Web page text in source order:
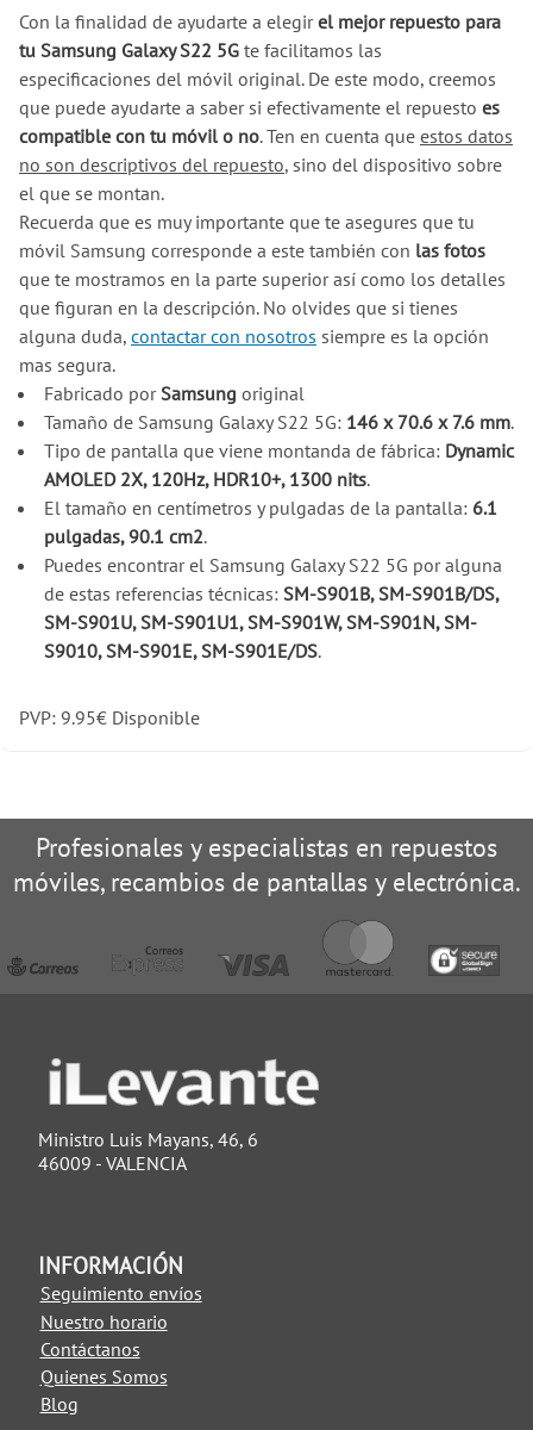
Con la finalidad de ayudarte a elegirel mejor repuesto para
tu Samsung Galaxy S22 5G te facilitamos las
especificaciones del móvil original. De este modo, creemos
que puede ayudarte a saber si efectivamente el repuesto es
compatible con tu móvil o no. Ten en cuenta que estos datos
no son descriptivos del repuesto, sino del dispositivo sobre
el que se montan.
Recuerda que es muy importante que te asegures que tu
móvil Samsung corresponde a este también con las fotos
que te mostramos en la parte superior así como los detalles
que figuran en la descripción. No olvides que si tienes
alguna duda, contactar con nosotros siempre es la opción
mas segura.
Fabricado porSamsung original
Tamaño de Samsung Galaxy S22 5G: 146 x 70.6 x 7.6 mm.
Tipo de pantalla que viene montanda de fábrica: Dynamic
AMOLED 2X, 120Hz, HDR10+, 1300 nits.
El tamaño en centímetros y pulgadas de la pantalla: 6.1
pulgadas, 90.1 cm2.
Puedes encontrar el Samsung Galaxy S22 5G por alguna
de estas referencias técnicas: SM-S901B, SM-S901B/DS,
SM-S901U, SM-S901U1, SM-S901W, SM-S901N, SM-
S9010, SM-S901E, SM-S901E/DS.
PVP: 9.95€ Disponible
Profesionales y especialistas en repuestos
móviles, recambios de pantallas y electrónica.
Ministro Luis Mayans, 46, 6
46009 - VALENCIA
INFORMACIÓN
Seguimiento envíos
Nuestro horario
Contáctanos
Quienes Somos
Blog